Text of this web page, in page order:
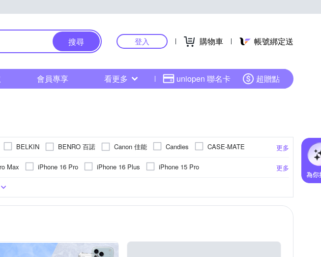
搜尋 登入 購物車 帳號綁定送
會員專享 看更多 uniopen 聯名卡 超贈點
更多
BELKIN BENRO 百諾 Canon 佳能 Candies
CASE-MATE
GCOMM Godox 神牛 GoPro GOR Hamlet
國際牌 PHILIPS 飛利浦 POLYWELL POK 波克
QIND 勤大
更多
Max iPhone 16 Pro iPhone 16 Plus
iPhone 15 Pro
13 Pro Max
吋) iPhone 17系列 iPhone 11 iPhone 12 mini
紅米系列
OPPO全系列
面
Xiaomi 小米
轉接卡
成皮